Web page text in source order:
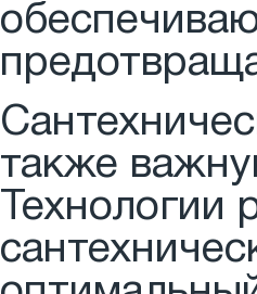
также